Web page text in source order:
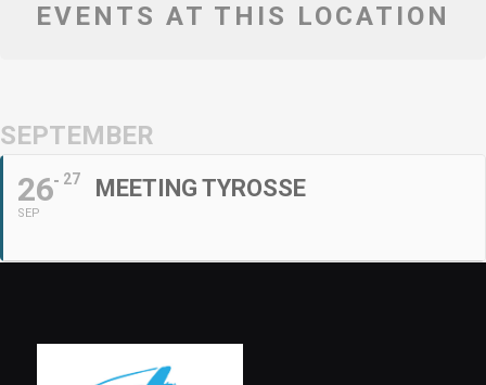
EVENTS AT THIS LOCATION
SEPTEMBER
26
SEP
27 MEETING TYROSSE